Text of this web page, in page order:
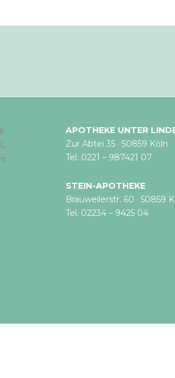
APOTHEKE UNTER
Zur Abtei 35 · 50859 Köln
Tel. 0221 – 987421 07
STEIN-APOTHEKE
Brauweilerstr. 60 · 50859
Tel. 02234 – 9425 04